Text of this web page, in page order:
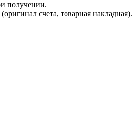
получении.
счета, товарная накладная).